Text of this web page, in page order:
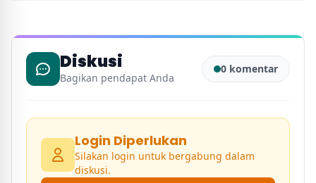
Diskusi
Bagikan pendapat Anda
0 komentar
Login Diperlukan
Silakan login untuk bergabung dalam
diskusi.